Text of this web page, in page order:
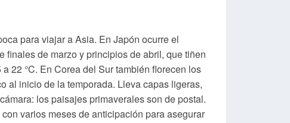
para viajar a Asia. En Japón ocurre el
finales de marzo y principios de abril, que tiñen
22 °C. En Corea del Sur también florecen los
al inicio de la temporada. Lleva capas ligeras,
los paisajes primaverales son de postal.
varios meses de anticipación para asegurar